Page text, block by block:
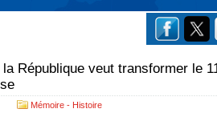
République veut transformer le
Mémoire - Histoire